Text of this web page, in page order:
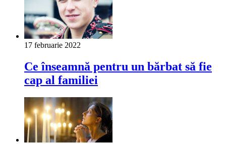
17 februarie 2022
Ce înseamnă pentru un bărbat să fie
cap al familiei